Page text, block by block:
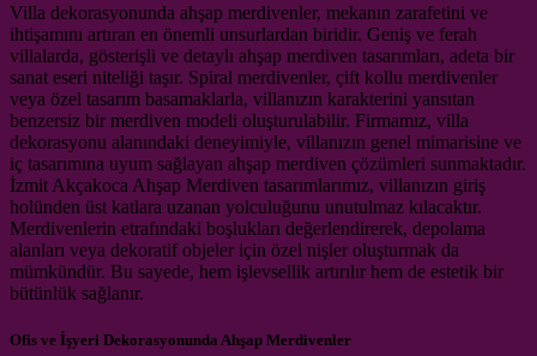
Villa dekorasyonunda ahşap merdivenler, mekanın zarafetini ve
ihtişamını artıran en önemli unsurlardan biridir. Geniş ve ferah
villalarda, gösterişli ve detaylı ahşap merdiven tasarımları, adeta bir
sanat eseri niteliği taşır. Spiral merdivenler, çift kollu merdivenler
veya özel tasarım basamaklarla, villanızın karakterini yansıtan
benzersiz bir merdiven modeli oluşturulabilir. Firmamız, villa
dekorasyonu alanındaki deneyimiyle, villanızın genel mimarisine ve
iç tasarımına uyum sağlayan ahşap merdiven çözümleri sunmaktadır.
İzmit Akçakoca Ahşap Merdiven tasarımlarımız, villanızın giriş
holünden üst katlara uzanan yolculuğunu unutulmaz kılacaktır.
Merdivenlerin etrafındaki boşlukları değerlendirerek, depolama
alanları veya dekoratif objeler için özel nişler oluşturmak da
mümkündür. Bu sayede, hem işlevsellik artırılır hem de estetik bir
bütünlük sağlanır.
Ofis ve İşyeri Dekorasyonunda Ahşap Merdivenler